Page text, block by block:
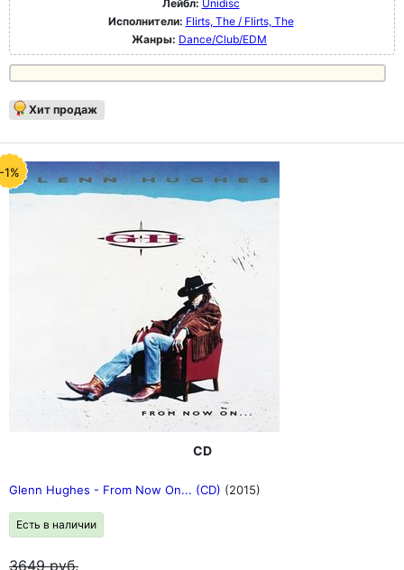
Лейбл: Unidisc
Исполнители: Flirts, The / Flirts, The
Жанры: Dance/Club/EDM
Хит продаж
-1%
CD
Glenn Hughes - From Now On... (CD) (2015)
Есть в наличии
3649руб.